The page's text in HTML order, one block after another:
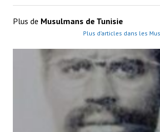
Plus de Musulmans de Tunisie
Plus d’articles dans les